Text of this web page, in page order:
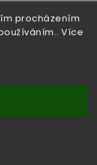
procházením
Více